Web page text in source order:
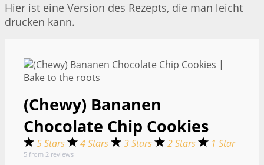
Hier ist eine Version des Rezepts, die man leicht
drucken kann.
(Chewy) Bananen
Chocolate Chip Cookies
5 Stars 4 Stars 3 Stars 2 Stars 1 Star
5 from 2 reviews